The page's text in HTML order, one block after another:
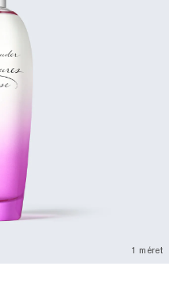
1 méret